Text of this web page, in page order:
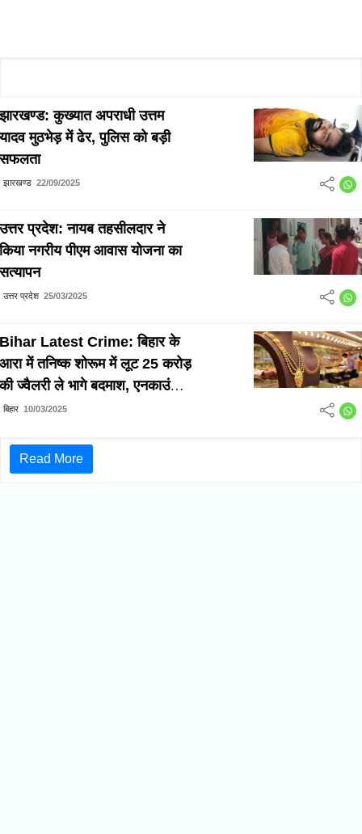
झारखण्ड: कुख्यात अपराधी उत्तम
यादव मुठभेड़ में ढेर, पुलिस को बड़ी
सफलता
झारखण्ड 22/09/2025
उत्तर प्रदेश: नायब तहसीलदार ने
किया नगरीय पीएम आवास योजना का
सत्यापन
उत्तर प्रदेश 25/03/2025
Bihar Latest Crime: बिहार के
आरा में तनिष्क शोरूम में लूट 25 करोड़
की ज्वैलरी ले भागे बदमाश, एनकाउंटर
में दो घायल
बिहार 10/03/2025
Read More